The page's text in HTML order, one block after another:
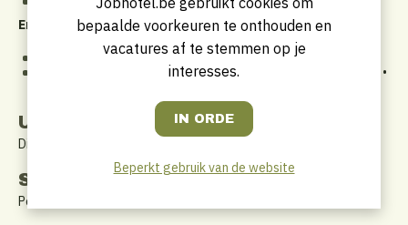
Ervaring:
In hospitality en of Horeca is een meerwaarde
Taal: Frans (Vereist) • Engels (Vereist) • Nederlands (Vereist) •
Uurrooster
Dienstverband: Voltijds of halftijds
Startdatum
Per direct beschikbaar
bepaalde voorkeuren te onthouden en
vacatures af te stemmen op je
interesses.
Beperkt gebruik van de website